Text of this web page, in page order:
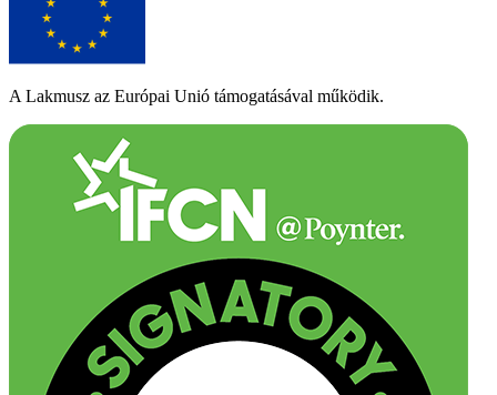
A Lakmusz az Európai Unió támogatásával működik.